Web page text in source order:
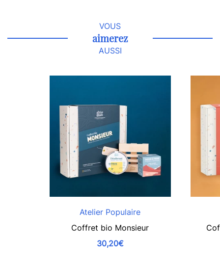
VOUS
aimerez
AUSSI
Atelier Populaire
Coffret bio Monsieur
30,20€